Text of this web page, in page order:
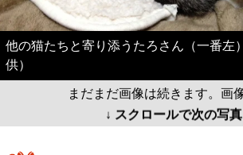
他の猫たちと寄り添うたろさん（一番左
供）
まだまだ画像は続きます。画
↓ スクロールで次の写真